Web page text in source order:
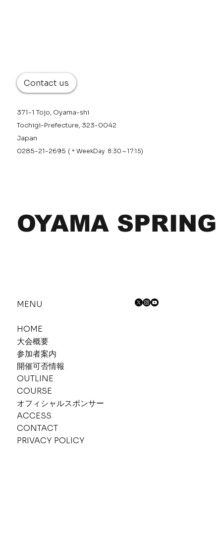
Contact us
371-1 Tojo, Oyama-shi
Tochigi-Prefecture, 323-0042
Japan
0285-21-2695 (＊WeekDay 8:30～17:15)
OYAMA
MENU
HOME
大会概要
参加者案内
​​開催可否情報
OUTLINE
COURSE
オフィシャルスポンサー
ACCESS
CONTACT
PRIVACY POLICY